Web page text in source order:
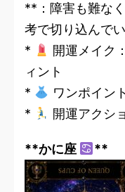
**：障害も難な
考で切り込んでい
*
開運メイク
ィント
*
ワンポイン
*
開運アクシ
**かに座 **